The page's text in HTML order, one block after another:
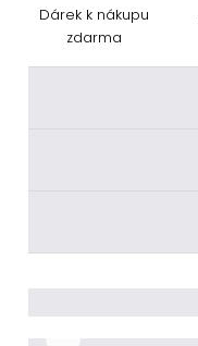
Dárek k nákupu
zdarma